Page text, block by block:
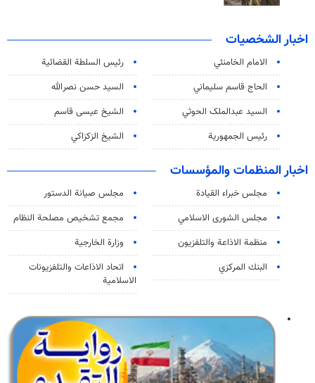
اخبار الشخصيات
الامام الخامنئي
رئیس السلطة القضائیة
الحاج قاسم سليماني
السيد حسن نصرالله
السید عبدالملک الحوثي
الشيخ عيسى قاسم
رئيس الجمهورية
الشيخ الزكزاكي
اخبار المنظمات والمؤسسات
مجلس خبراء القيادة
مجلس صيانة الدستور
مجلس الشورى الاسلامي
مجمع تشخيص مصلحة النظام
منظمة الاذاعة والتلفزیون
وزارة الخارجية
البنك المركزي
اتحاد الاذاعات والتلفزيونات
الاسلامية